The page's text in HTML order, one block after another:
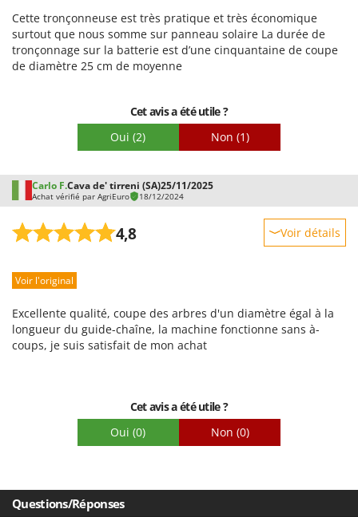
Emballage
Cette tronçonneuse est très pratique et très économique
surtout que nous somme sur panneau solaire La durée de
tronçonnage sur la batterie est d’une cinquantaine de coupe
de diamètre 25 cm de moyenne
Cet avis a été utile ?
Oui (2) Non (1)
Carlo F.Cava de' tirreni (SA)25/11/2025
Achat vérifié par AgriEuro 18/12/2024
4,8 Voir détails
Prestations
Qualité / Prix
Facilité de montage
Voir l'original
Excellente qualité, coupe des arbres d'un diamètre égal à la
longueur du guide-chaîne, la machine fonctionne sans à-
coups, je suis satisfait de mon achat
Cet avis a été utile ?
Oui (0) Non (0)
Questions/Réponses